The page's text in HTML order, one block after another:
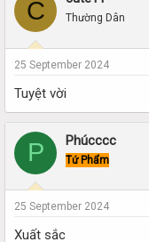
C Thường Dân
25 September 2024
Tuyệt vời
P Phúcccc
Tứ Phẩm
25 September 2024
Xuất sắc